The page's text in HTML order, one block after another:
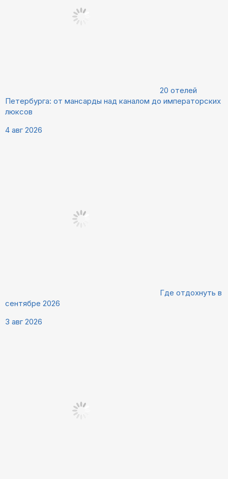
20 отелей
Петербурга: от мансарды над каналом до императорских
люксов
4 авг 2026
Где отдохнуть в
сентябре 2026
3 авг 2026